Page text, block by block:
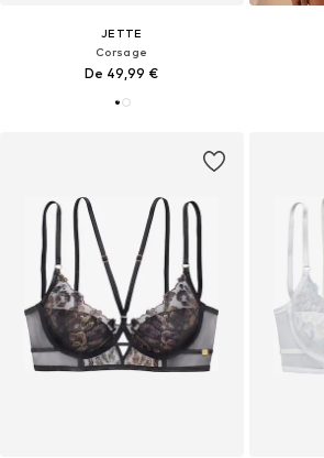
JETTE
Corsage
De 49,99 €